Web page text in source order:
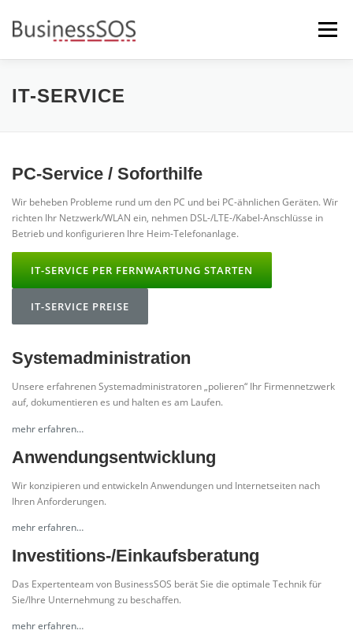
Inhalt
springen
Menü
STARTSEITE
AKTUELLES DATENSCHUTZ
IT-SERVICE
PC-Service / Soforthilfe
Wir beheben Probleme rund um den PC und bei PC-ähnlichen Geräten. Wir
richten Ihr Netzwerk/WLAN ein, nehmen DSL-/LTE-/Kabel-Anschlüsse in
Betrieb und konfigurieren Ihre Heim-Telefonanlage.
IT-SERVICE PER FERNWARTUNG STARTEN
IT-SERVICE PREISE
Systemadministration
Unsere erfahrenen Systemadministratoren „polieren“ Ihr Firmennetzwerk
auf, dokumentieren es und halten es am Laufen.
mehr erfahren…
Anwendungsentwicklung
Wir konzipieren und entwickeln Anwendungen und Internetseiten nach
Ihren Anforderungen.
mehr erfahren…
Investitions-/Einkaufsberatung
Das Expertenteam von BusinessSOS berät Sie die optimale Technik für
Sie/Ihre Unternehmung zu beschaffen.
mehr erfahren…